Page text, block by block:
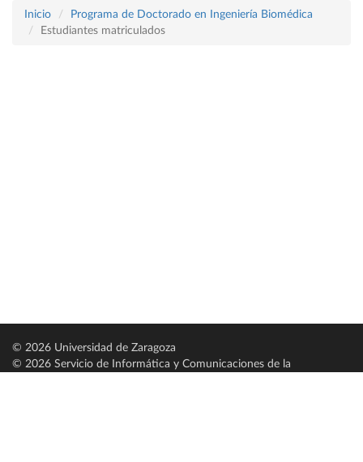
Inicio
Programa de Doctorado en Ingeniería Biomédica
Estudiantes matriculados
© 2026 Universidad de Zaragoza
© 2026 Servicio de Informática y Comunicaciones de la